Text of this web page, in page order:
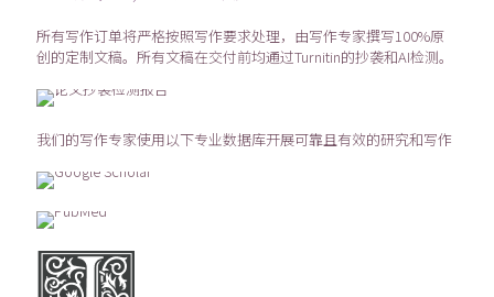
所有写作订单将严格按照写作要求处理，由写作专家撰写100%原
创的定制文稿。所有文稿在交付前均通过Turnitin的抄袭和AI检测。
我们的写作专家使用以下专业数据库开展可靠且有效的研究和写作